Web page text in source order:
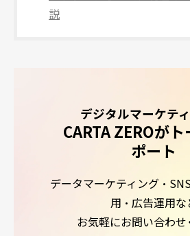
説
デジタルマーケテ
CARTA ZEROが
ポート
データマーケティング・
用・広告運用な
お気軽にお問い合わせ